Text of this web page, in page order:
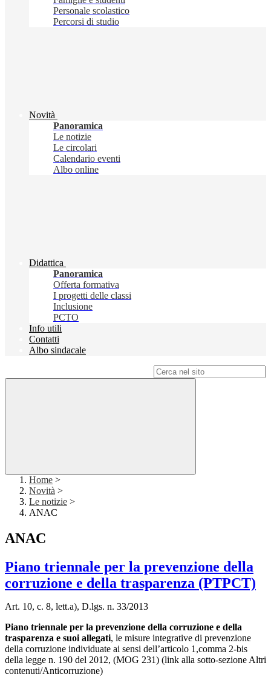
Personale scolastico
Percorsi di studio
Novità
Panoramica
Le notizie
Le circolari
Calendario eventi
Albo online
Didattica
Panoramica
Offerta formativa
I progetti delle classi
Inclusione
PCTO
Info utili
Contatti
Albo sindacale
Home >
Novità >
Le notizie >
ANAC
ANAC
Piano triennale per la prevenzione della
corruzione e della trasparenza (PTPCT)
Art. 10, c. 8, lett.a), D.lgs. n. 33/2013
Piano triennale per la prevenzione della corruzione e della
trasparenza e suoi allegati, le misure integrative di prevenzione
della corruzione individuate ai sensi dell’articolo 1,comma 2-bis
della legge n. 190 del 2012, (MOG 231) (link alla sotto-sezione Altri
contenuti/Anticorruzione)